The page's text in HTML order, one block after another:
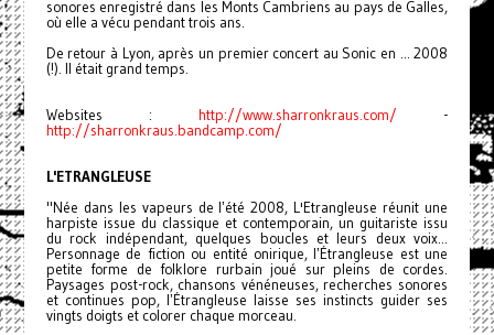
sonores enregistré dans les Monts Cambriens au pays de Galles,
où elle a vécu pendant trois ans.
De retour à Lyon, après un premier concert au Sonic en ... 2008
(!). Il était grand temps.
Websites :http://www.sharronkraus.com/ -
http://sharronkraus.bandcamp.com/
L'ETRANGLEUSE
"Née dans les vapeurs de lʼété 2008, L'Etrangleuse réunit une
harpiste issue du classique et contemporain, un guitariste issu
du rock indépendant, quelques boucles et leurs deux voix...
Personnage de fiction ou entité onirique, lʼÉtrangleuse est une
petite forme de folklore rurbain joué sur pleins de cordes.
Paysages post-rock, chansons vénéneuses, recherches sonores
et continues pop, lʼÉtrangleuse laisse ses instincts guider ses
vingts doigts et colorer chaque morceau.